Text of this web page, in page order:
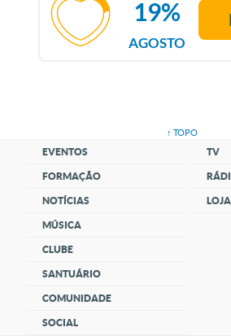
AGOSTO
19%
↑ TOPO
EVENTOS
FORMAÇÃO
NOTÍCIAS
MÚSICA
CLUBE
SANTUÁRIO
COMUNIDADE
SOCIAL
TV
LOJA